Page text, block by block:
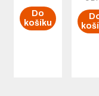
Do
košíku